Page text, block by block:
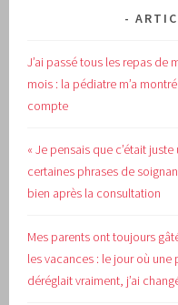
J’ai passé tous les repas de
mois : la pédiatre m’a
compte
« Je pensais que c’était
certaines phrases de
bien après la consultation
Mes parents ont toujours
les vacances : le jour où une
déréglait vraiment, j’ai